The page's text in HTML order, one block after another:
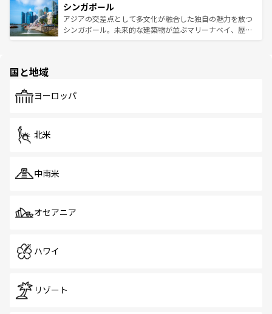
参照してほしい。
激する。気候は一年中温暖で、どの季節にも異なる楽しみ
が待っている。親しみやすいタイの人々、仏教を中心とし
た文化、そして多様な観光資源が、訪れる旅人を魅了し続
み、どこを訪れても感動するはず。観光スポットが密集し
ており、効率よく見どころを回れるのも魅力。息をのむよ
うな絶景から文化的な体験まで、香港を存分に楽しみ尽く
シンガポール
アジアの交差点として多文化が融合した独自の魅力を放つ
シンガポール。未来的な建築物が並ぶマリーナベイ、歴史
で、ホーカーズは地元の風情を楽しめる外せないスポット
国と地域
ヨーロッパ
北米
中南米
オセアニア
ハワイ
リゾート